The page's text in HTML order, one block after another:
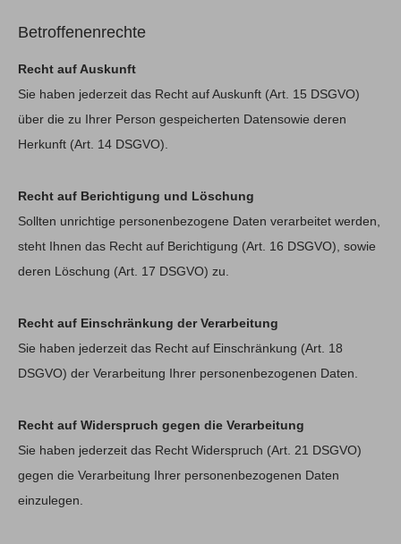
Betroffenenrechte
Recht auf Auskunft
Sie haben jederzeit das Recht auf Auskunft (Art. 15 DSGVO)
über die zu Ihrer Person gespeicherten Datensowie deren
Herkunft (Art. 14 DSGVO).
Recht auf Berichtigung und Löschung
Sollten unrichtige personenbezogene Daten verarbeitet werden,
steht Ihnen das Recht auf Berichtigung (Art. 16 DSGVO), sowie
deren Löschung (Art. 17 DSGVO) zu.
Recht auf Einschränkung der Verarbeitung
Sie haben jederzeit das Recht auf Einschränkung (Art. 18
DSGVO) der Verarbeitung Ihrer personenbezogenen Daten.
Recht auf Widerspruch gegen die Verarbeitung
Sie haben jederzeit das Recht Widerspruch (Art. 21 DSGVO)
gegen die Verarbeitung Ihrer personenbezogenen Daten
einzulegen.